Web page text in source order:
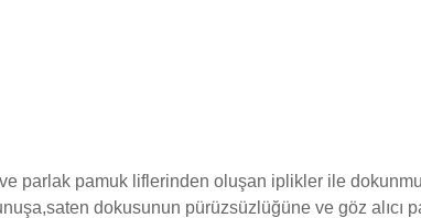
parlak pamuk liflerinden oluşan iplikler ile
dokusunun pürüzsüzlüğüne ve göz alıcı